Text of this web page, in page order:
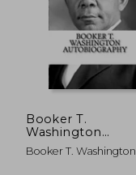
Booker T.
Washington
Autobiography
Booker T. Washington